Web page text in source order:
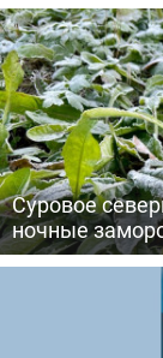
Суровое
ночные